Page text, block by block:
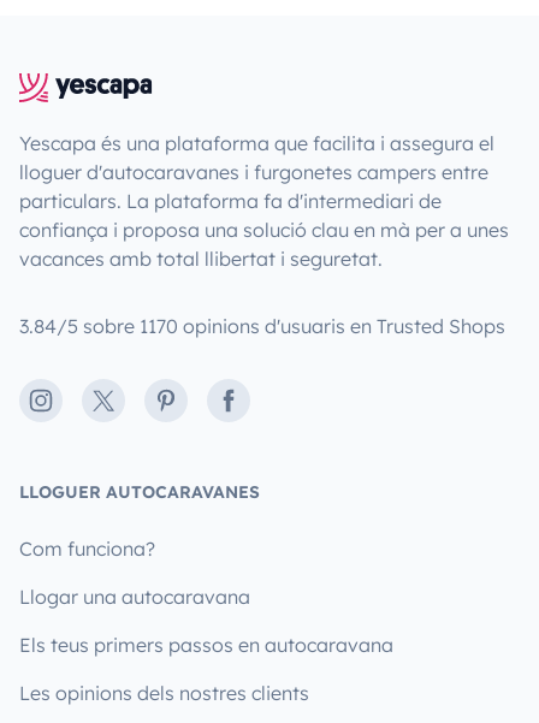
Yescapa és una plataforma que facilita i assegura el
lloguer d'autocaravanes i furgonetes campers entre
particulars. La plataforma fa d'intermediari de
confiança i proposa una solució clau en mà per a unes
vacances amb total llibertat i seguretat.
3.84/5 sobre 1170 opinions d'usuaris en Trusted Shops
Instagram
X PinterestFacebook
LLOGUER AUTOCARAVANES
Com funciona?
Llogar una autocaravana
Els teus primers passos en autocaravana
Les opinions dels nostres clients